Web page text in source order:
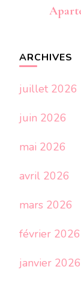
ARCHIVES
juillet 2026
juin 2026
mai 2026
avril 2026
mars 2026
février 2026
janvier 2026